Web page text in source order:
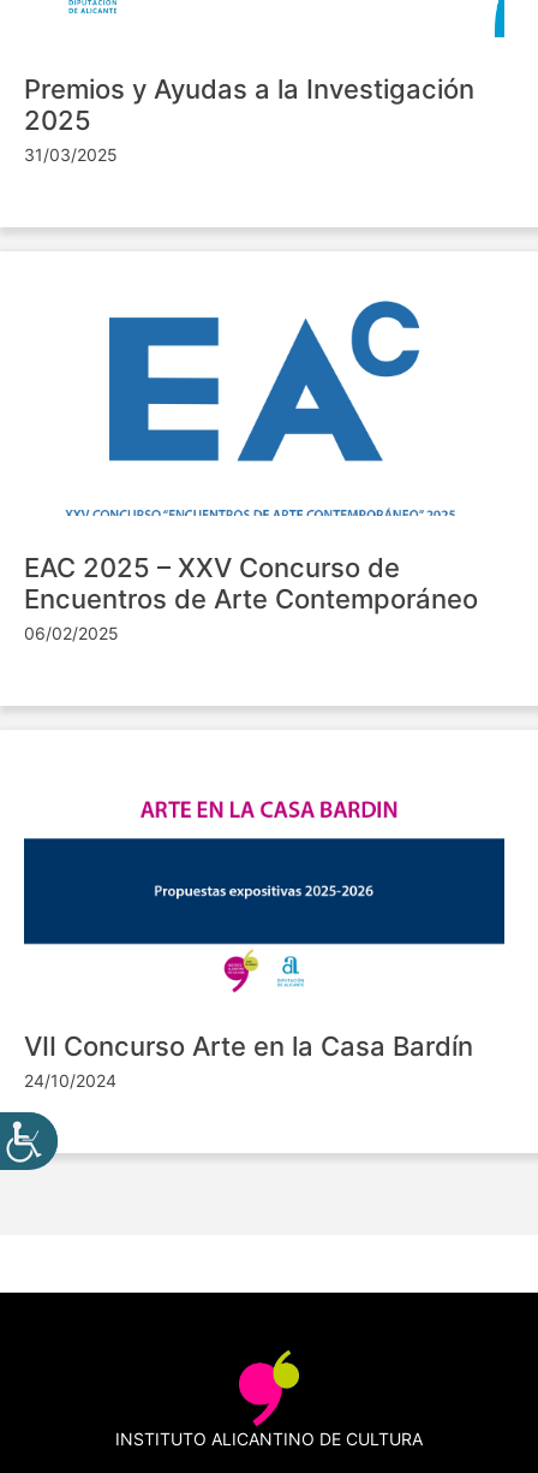
Premios y Ayudas a la Investigación
2025
31/03/2025
EAC 2025 – XXV Concurso de
Encuentros de Arte Contemporáneo
06/02/2025
VII Concurso Arte en la Casa Bardín
24/10/2024
INSTITUTO ALICANTINO DE CULTURA